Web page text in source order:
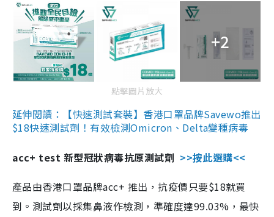
+2
點擊圖片放大
延伸閱讀：【快速測試套裝】香港口罩品牌Savewo推出
$18快速測試劑！有效檢測Omicron、Delta變種病毒
acc+ test 新型冠狀病毒抗原測試劑 >>按此選購<<
產品由香港口罩品牌acc+ 推出，抗疫價只要$18就買
到。測試劑以採集鼻液作檢測，準確度達99.03%，最快